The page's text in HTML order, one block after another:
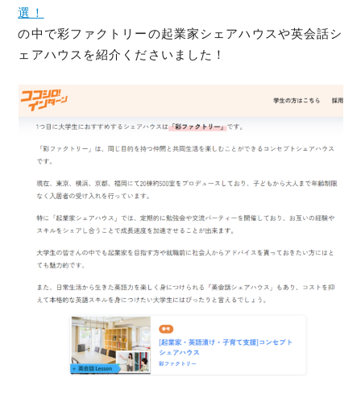
選！
の中で彩ファクトリーの起業家シェアハウスや英会話シ
ェアハウスを紹介くださいました！